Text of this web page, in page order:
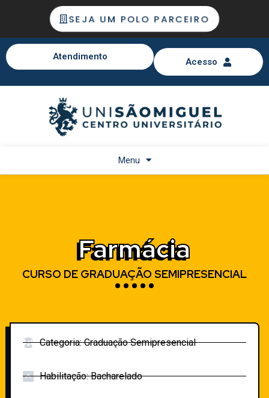
SEJA UM POLO PARCEIRO
Atendimento Acesso
Menu
Farmácia
CURSO DE GRADUAÇÃO SEMIPRESENCIAL
Categoria: Graduação Semipresencial
Habilitação: Bacharelado